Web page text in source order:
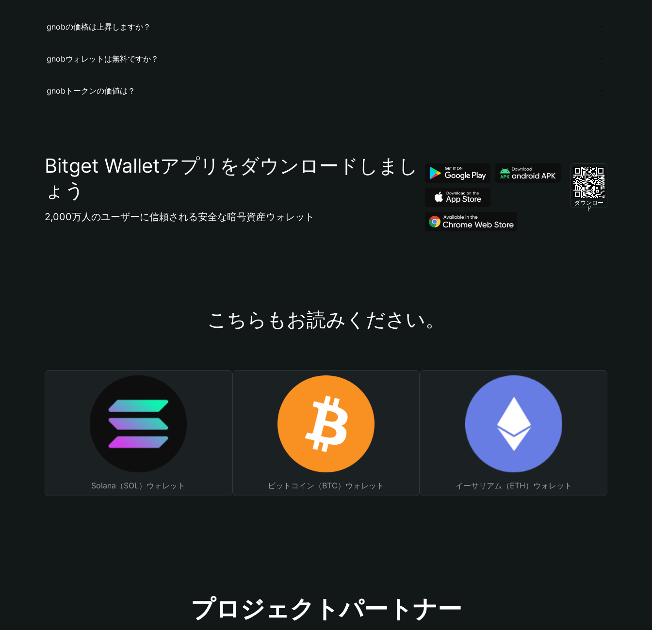
gnobの価格は上昇しますか？
gnobウォレットは無料ですか？
gnobトークンの価値は？
Bitget Walletアプリをダウンロードしまし
ょう
2,000万人のユーザーに信頼される安全な暗号資産ウォレット
ダウンロー
ド
こちらもお読みください。
Solana（SOL）ウォレット ビットコイン（BTC）ウォレット イーサリアム（ETH）ウォレット
プロジェクトパートナー